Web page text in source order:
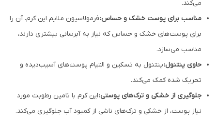
می‌کند.
مناسب برای پوست خشک و حساس:فرمولاسیون ملایم این کرم، آن را
برای پوست‌های خشک و حساس که نیاز به آبرسانی بیشتری دارند،
مناسب می‌سازد.
حاوی پنتنول:پنتنول به تسکین و التیام پوست‌های آسیب‌دیده و
تحریک شده کمک می‌کند.
جلوگیری از خشکی و ترک‌های پوستی:این کرم با تامین رطوبت مورد
نیاز پوست، از خشکی و ترک‌های ناشی از کمبود آب جلوگیری می‌کند.